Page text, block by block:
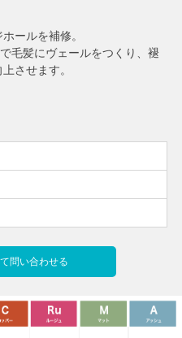
問い合わせる
ールを補修。
毛髪にヴェールをつくり、褪
させます。